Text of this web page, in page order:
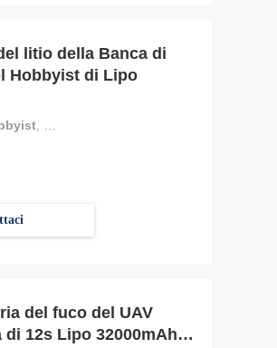
litio della Banca di
Hobbyist di Lipo
del fuco del UAV
12s Lipo 32000mAh